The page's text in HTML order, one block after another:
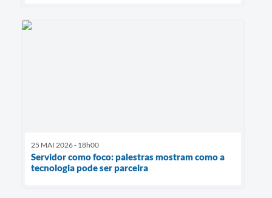
25 MAI 2026 - 18h00
Servidor como foco: palestras mostram como a
tecnologia pode ser parceira